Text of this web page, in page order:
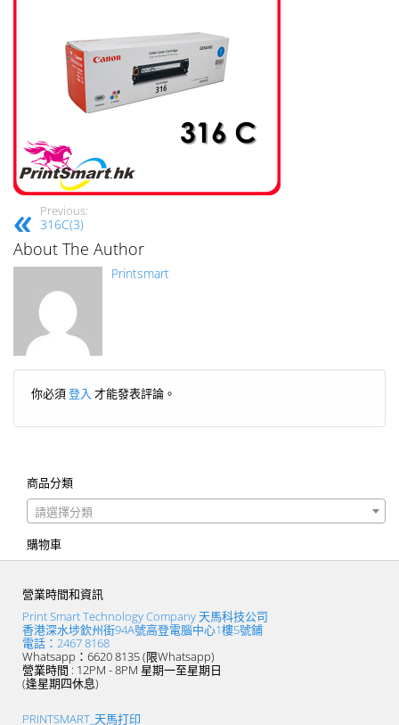
Previous:
316C(3)
About The Author
Printsmart
你必須登入 才能發表評論。
商品分類
請選擇分類
購物車
營業時間和資訊
Print Smart Technology Company 天馬科技公司
香港深水埗欽州街94A號高登電腦中心1樓5號鋪
電話：2467 8168
Whatsapp：6620 8135 (限Whatsapp)
營業時間 : 12PM - 8PM 星期一至星期日
(逢星期四休息)
PRINTSMART_天馬打印